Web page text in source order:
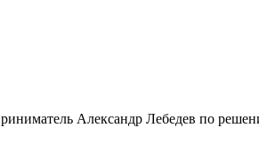
Александр Лебедев по